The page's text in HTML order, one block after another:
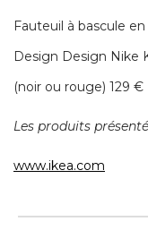
Fauteuil à bascule
Design Design Nike
(noir ou rouge) 129 €
Les produits
www.ikea.com